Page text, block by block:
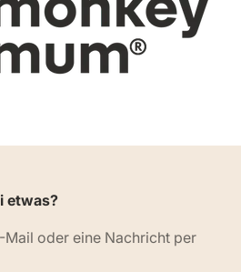
etwas?
Mail oder eine Nachricht per